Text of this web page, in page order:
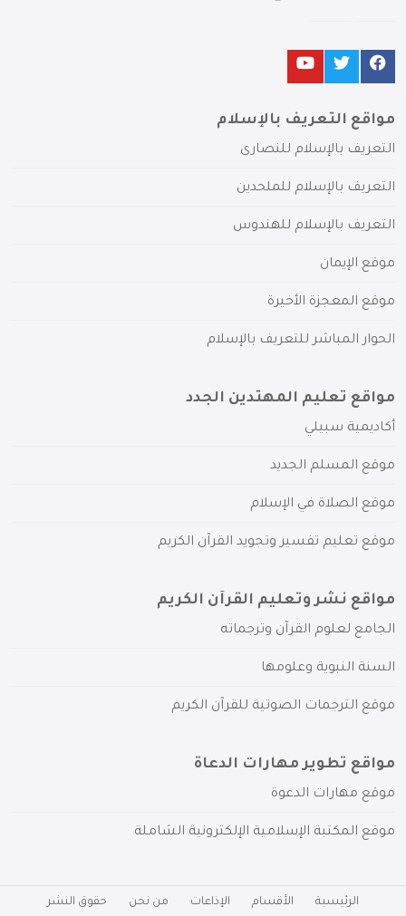
مواقع التعريف بالإسلام
التعريف بالإسلام للنصارى
التعريف بالإسلام للملحدين
التعريف بالإسلام للهندوس
موقع الإيمان
موقع المعجزة الأخيرة
الحوار المباشر للتعريف بالإسلام
مواقع تعليم المهتدين الجدد
أكاديمية سبيلي
موقع المسلم الجديد
موقع الصلاة في الإسلام
موقع تعليم تفسير وتجويد القرآن الكريم
مواقع نشر وتعليم القرآن الكريم
الجامع لعلوم القرآن وترجماته
السنة النبوية وعلومها
موقع الترجمات الصوتية للقرآن الكريم
مواقع تطوير مهارات الدعاة
موقع مهارات الدعوة
موقع المكتبة الإسلامية الإلكترونية الشاملة
الرئيسية الأقسام الإذاعات من نحن حقوق النشر